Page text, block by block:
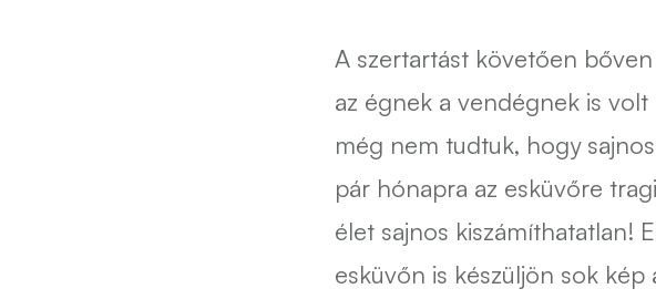
A szertartást követően
az égnek a vendégnek is
még nem tudtuk, hogy
pár hónapra az esküvőre
élet sajnos kiszámíthatatlan!
esküvőn is készüljön sok